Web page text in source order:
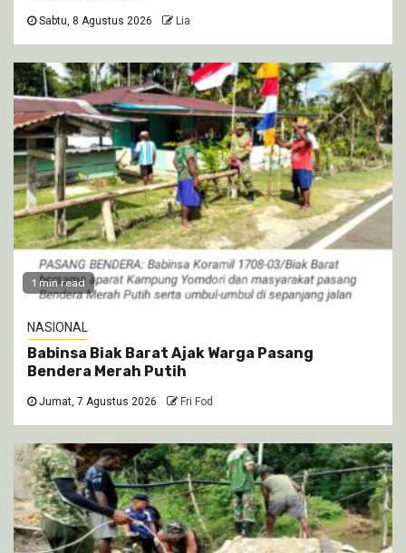
Sabtu, 8 Agustus 2026 Lia
1 min read
NASIONAL
Babinsa Biak Barat Ajak Warga Pasang
Bendera Merah Putih
Jumat, 7 Agustus 2026 Fri Fod